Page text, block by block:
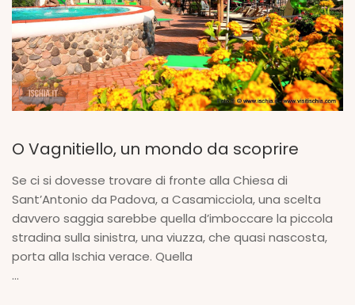
O Vagnitiello, un mondo da scoprire
Se ci si dovesse trovare di fronte alla Chiesa di
Sant’Antonio da Padova, a Casamicciola, una scelta
davvero saggia sarebbe quella d’imboccare la piccola
stradina sulla sinistra, una viuzza, che quasi nascosta,
porta alla Ischia verace. Quella
...